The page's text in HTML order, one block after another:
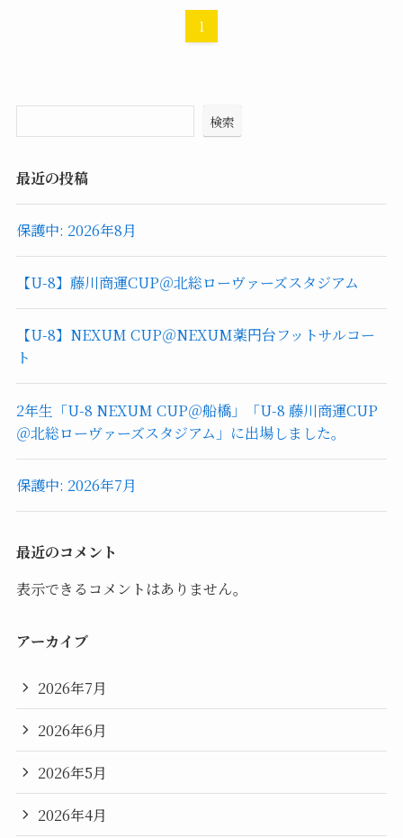
1
検索
最近の投稿
保護中: 2026年8月
【U-8】藤川商運CUP＠北総ローヴァーズスタジアム
【U-8】NEXUM CUP＠NEXUM薬円台フットサルコー
ト
2年生「U-8 NEXUM CUP＠船橋」「U-8 藤川商運CUP
＠北総ローヴァーズスタジアム」に出場しました。
保護中: 2026年7月
最近のコメント
表示できるコメントはありません。
アーカイブ
2026年7月
2026年6月
2026年5月
2026年4月